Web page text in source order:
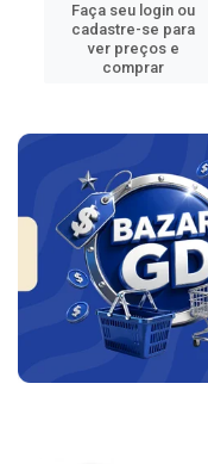
Faça seu login ou
cadastre-se para
ver preços e
comprar